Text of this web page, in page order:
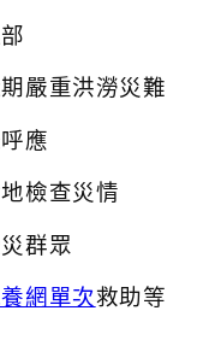
嚴重洪澇災難
應
檢查災情
群眾
網單次救助等